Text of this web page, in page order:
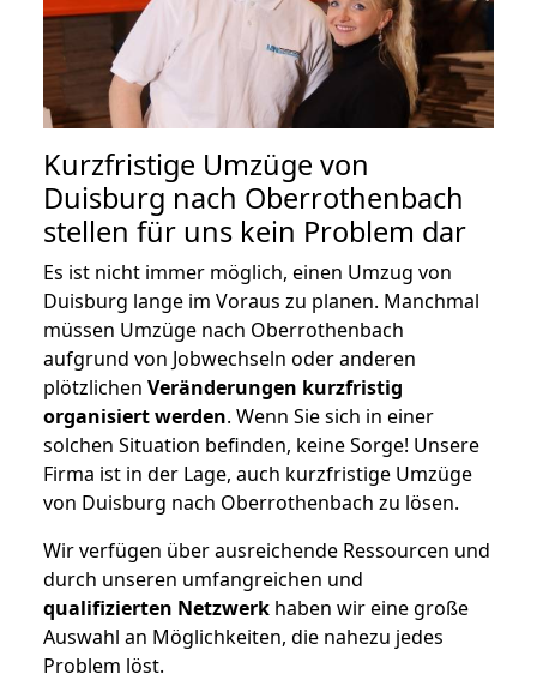
Kurzfristige Umzüge von
Duisburg nach Oberrothenbach
stellen für uns kein Problem dar
Es ist nicht immer möglich, einen Umzug von
Duisburg lange im Voraus zu planen. Manchmal
müssen Umzüge nach Oberrothenbach
aufgrund von Jobwechseln oder anderen
plötzlichen Veränderungen kurzfristig
organisiert werden. Wenn Sie sich in einer
solchen Situation befinden, keine Sorge! Unsere
Firma ist in der Lage, auch kurzfristige Umzüge
von Duisburg nach Oberrothenbach zu lösen.
Wir verfügen über ausreichende Ressourcen und
durch unseren umfangreichen und
qualifizierten Netzwerk haben wir eine große
Auswahl an Möglichkeiten, die nahezu jedes
Problem löst.